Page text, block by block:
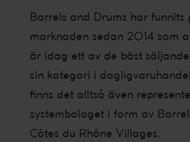
Barrels and Drums har funnits
marknaden sedan 2014 som
är idag ett av de bäst
sin kategori i
finns det alltså även
systembolaget i form av
Côtes du Rhône Villages.